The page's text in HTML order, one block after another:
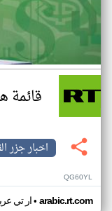
قائمة
اخبار جزر
QG60YL
ار تي• arabic.rt.com